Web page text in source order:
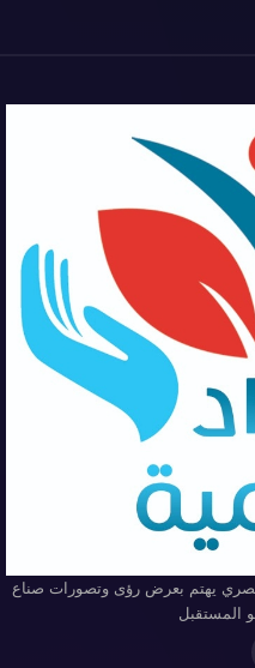
يهتم بعرض رؤى وتصورات صناع
المستقبل